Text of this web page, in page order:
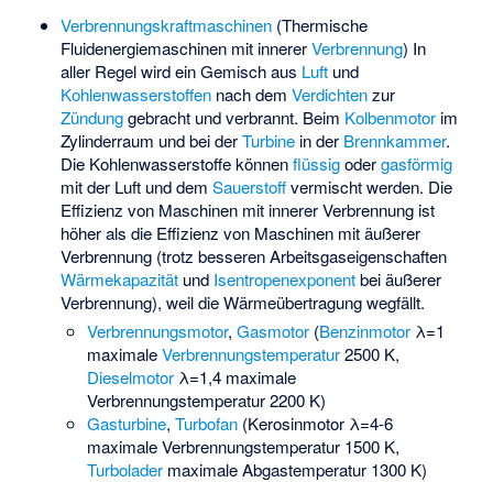
Verbrennungskraftmaschinen(Thermische
Fluidenergiemaschinen mit innererVerbrennung) In
aller Regel wird ein Gemisch aus Luftund
Kohlenwasserstoffennach dem Verdichtenzur
Zündunggebracht und verbrannt. Beim Kolbenmotorim
Zylinderraum und bei derTurbinein der Brennkammer.
Die Kohlenwasserstoffe könnenflüssigodergasförmig
mit der Luft und dem Sauerstoffvermischt werden. Die
Effizienz von Maschinen mit innerer Verbrennung ist
höher als die Effizienz von Maschinen mit äußerer
Verbrennung (trotz besseren Arbeitsgaseigenschaften
Wärmekapazitätund Isentropenexponentbei äußerer
Verbrennung), weil die Wärmeübertragung wegfällt.
Verbrennungsmotor,Gasmotor (Benzinmotor λ=1
maximaleVerbrennungstemperatur2500 K,
Dieselmotor λ=1,4 maximale
Verbrennungstemperatur 2200 K)
Gasturbine,Turbofan (Kerosinmotor λ=4-6
maximale Verbrennungstemperatur 1500 K,
Turbolader maximale Abgastemperatur 1300 K)